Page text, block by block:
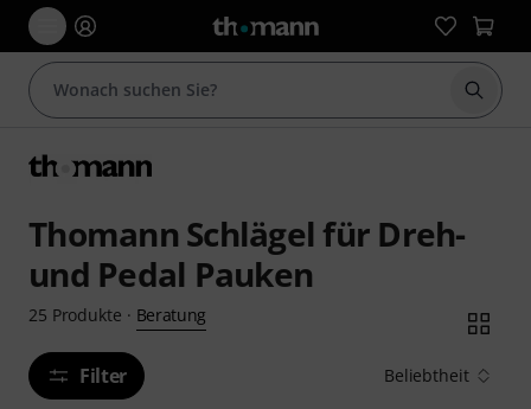
Suche
Thomann Schlägel für Dreh-
und Pedal Pauken
25 Produkte · Beratung
Filter Beliebtheit